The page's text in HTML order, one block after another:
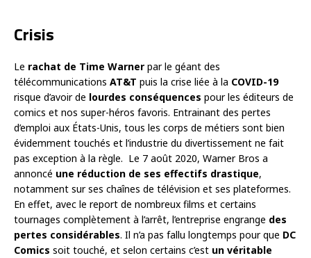
Crisis
Le rachat de Time Warner par le géant des
télécommunications AT&T puis la crise liée à la COVID-19
risque d’avoir de lourdes conséquences pour les éditeurs de
comics et nos super-héros favoris. Entrainant des pertes
d’emploi aux États-Unis, tous les corps de métiers sont bien
évidemment touchés et l’industrie du divertissement ne fait
pas exception à la règle. Le 7 août 2020, Warner Bros a
annoncé une réduction de ses effectifs drastique,
notamment sur ses chaînes de télévision et ses plateformes.
En effet, avec le report de nombreux films et certains
tournages complètement à l’arrêt, l’entreprise engrange des
pertes considérables. Il n’a pas fallu longtemps pour que DC
Comics soit touché, et selon certains c’est un véritable